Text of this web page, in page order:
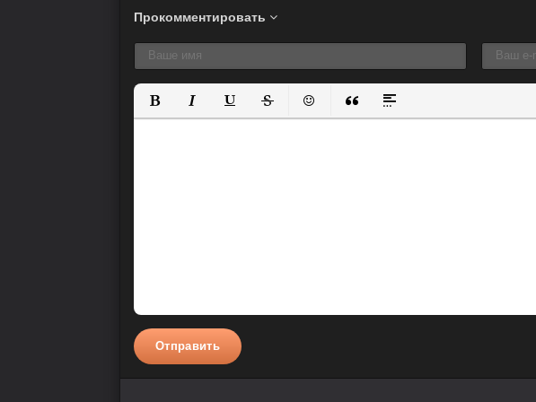
Прокомментировать
Полужирный
КурсивПодчеркнутый
ЗачеркнутыйВставить смайлик
Вставка цитаты
Вставка спойлера
Отправить